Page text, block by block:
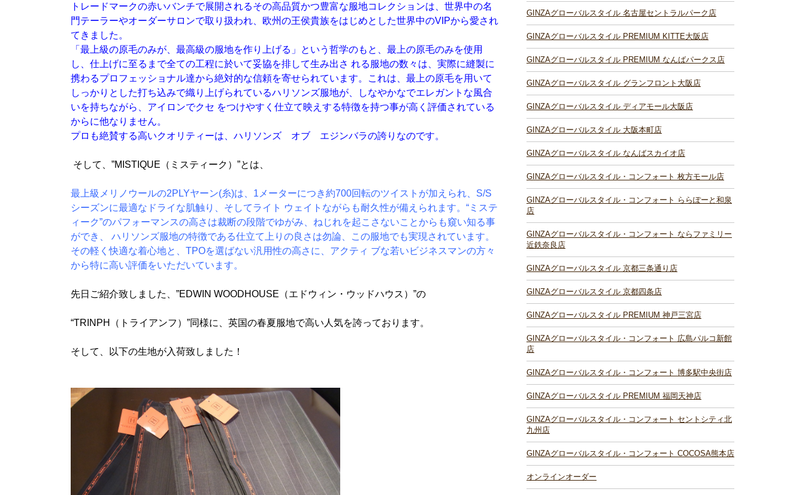
トレードマークの赤いバンチで展開されるその高品質かつ豊富な服地コレクションは、世界中の名
門テーラーやオーダーサロンで取り扱われ、欧州の王侯貴族をはじめとした世界中のVIPから愛され
てきました。
「最上級の原毛のみが、最高級の服地を作り上げる」という哲学のもと、最上の原毛のみを使用
し、仕上げに至るまで全ての工程に於いて妥協を排して生み出さ れる服地の数々は、実際に縫製に
携わるプロフェッショナル達から絶対的な信頼を寄せられています。これは、最上の原毛を用いて
しっかりとした打ち込みで織り上げられているハリソンズ服地が、しなやかなでエレガントな風合
いを持ちながら、アイロンでクセ をつけやすく仕立て映えする特徴を持つ事が高く評価されている
からに他なりません。
プロも絶賛する高いクオリティーは、ハリソンズ オブ エジンバラの誇りなのです。
そして、”MISTIQUE（ミスティーク）”とは、
最上級メリノウールの2PLYヤーン(糸)は、1メーターにつき約700回転のツイストが加えられ、S/S
シーズンに最適なドライな肌触り、そしてライト ウェイトながらも耐久性が備えられます。“ミステ
ィーク”のパフォーマンスの高さは裁断の段階でゆがみ、ねじれを起こさないことからも窺い知る事
ができ、 ハリソンズ服地の特徴である仕立て上りの良さは勿論、この服地でも実現されています。
その軽く快適な着心地と、TPOを選ばない汎用性の高さに、アクティ ブな若いビジネスマンの方々
から特に高い評価をいただいています。
先日ご紹介致しました、”EDWIN WOODHOUSE（エドウィン・ウッドハウス）”の
“TRINPH（トライアンフ）”同様に、英国の春夏服地で高い人気を誇っております。
そして、以下の生地が入荷致しました！
GINZAグローバルスタイル 名古屋セントラルパーク店
GINZAグローバルスタイル PREMIUM KITTE大阪店
GINZAグローバルスタイル PREMIUM なんばパークス店
GINZAグローバルスタイル グランフロント大阪店
GINZAグローバルスタイル ディアモール大阪店
GINZAグローバルスタイル 大阪本町店
GINZAグローバルスタイル なんばスカイオ店
GINZAグローバルスタイル・コンフォート 枚方モール店
GINZAグローバルスタイル・コンフォート ららぽーと和泉
店
GINZAグローバルスタイル・コンフォート ならファミリー
近鉄奈良店
GINZAグローバルスタイル 京都三条通り店
GINZAグローバルスタイル 京都四条店
GINZAグローバルスタイル PREMIUM 神戸三宮店
GINZAグローバルスタイル・コンフォート 広島パルコ新館
店
GINZAグローバルスタイル・コンフォート 博多駅中央街店
GINZAグローバルスタイル PREMIUM 福岡天神店
GINZAグローバルスタイル・コンフォート セントシティ北
九州店
GINZAグローバルスタイル・コンフォート COCOSA熊本店
オンラインオーダー